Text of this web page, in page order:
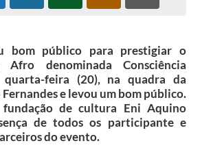
bom público para prestigiar o
denominada Consciência
quarta-feira (20), na quadra da
Fernandes e levou um bom público.
de cultura Eni Aquino
de todos os participante e
do evento.